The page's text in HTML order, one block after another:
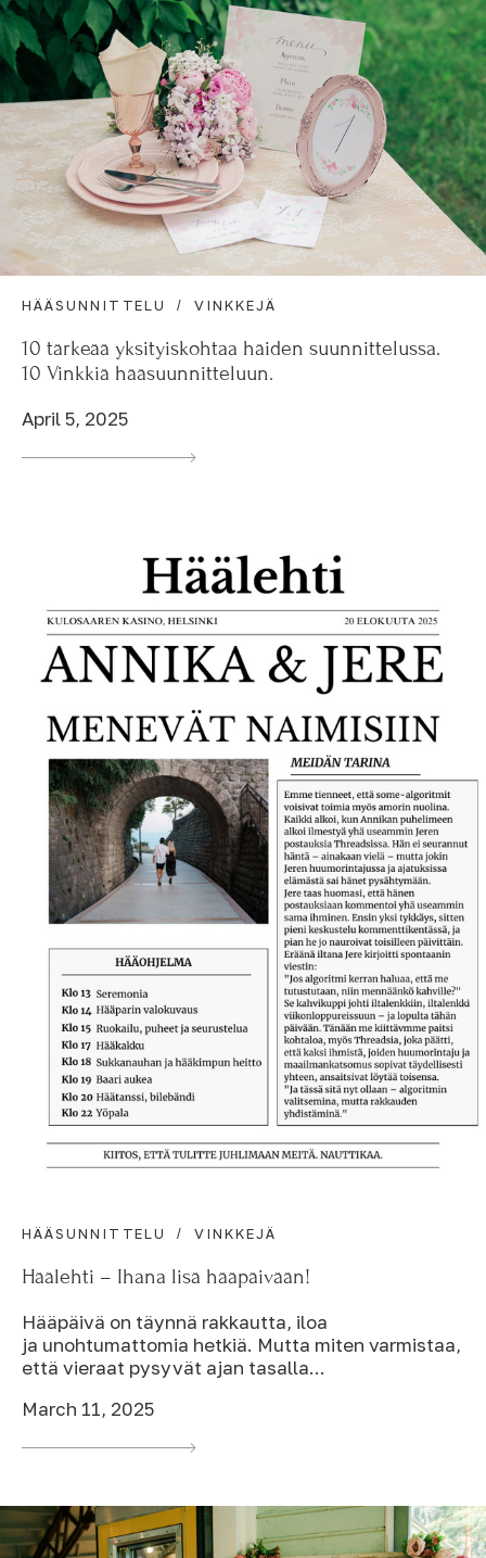
HÄÄSUNNITTELU VINKKEJÄ
10 tärkeää yksityiskohtaa häiden suunnittelussa.
10 Vinkkiä hääsuunnitteluun.
April 5, 2025
HÄÄSUNNITTELU VINKKEJÄ
Häälehti – Ihana lisä hääpäivään!
Hääpäivä on täynnä rakkautta, iloa
ja unohtumattomia hetkiä. Mutta miten varmistaa,
että vieraat pysyvät ajan tasalla...
March 11, 2025